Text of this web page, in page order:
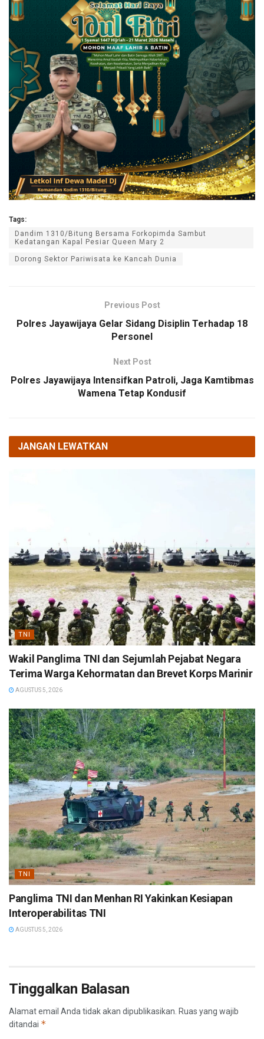
Tags:
Dandim 1310/Bitung Bersama Forkopimda Sambut
Kedatangan Kapal Pesiar Queen Mary 2
Dorong Sektor Pariwisata ke Kancah Dunia
Previous Post
Polres Jayawijaya Gelar Sidang Disiplin Terhadap 18
Personel
Next Post
Polres Jayawijaya Intensifkan Patroli, Jaga Kamtibmas
Wamena Tetap Kondusif
JANGAN LEWATKAN
TNI
Wakil Panglima TNI dan Sejumlah Pejabat Negara
Terima Warga Kehormatan dan Brevet Korps Marinir
AGUSTUS 5, 2026
TNI
Panglima TNI dan Menhan RI Yakinkan Kesiapan
Interoperabilitas TNI
AGUSTUS 5, 2026
Tinggalkan Balasan
Alamat email Anda tidak akan dipublikasikan. Ruas yang wajib
ditandai *